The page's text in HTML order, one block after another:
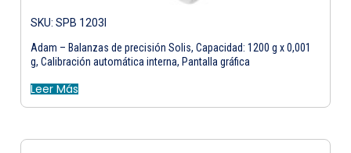
SKU: SPB 1203I
Adam – Balanzas de precisión Solis, Capacidad: 1200 g x 0,001
g, Calibración automática interna, Pantalla gráfica
Leer Más